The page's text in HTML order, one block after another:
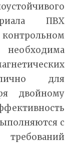
ПВХ
для
двойному
с